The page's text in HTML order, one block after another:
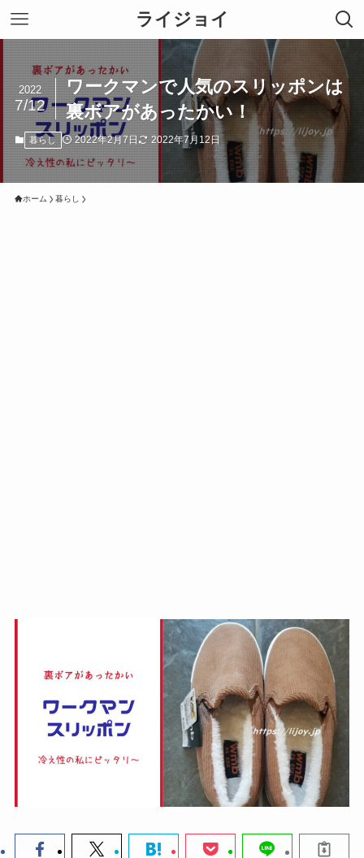
ライジョイ
ワークマンで人気のスリッポンは
裏ボアがあったかい！
2022
7/12
暮らし 2022年2月7日 2022年7月12日
ホーム 暮らし